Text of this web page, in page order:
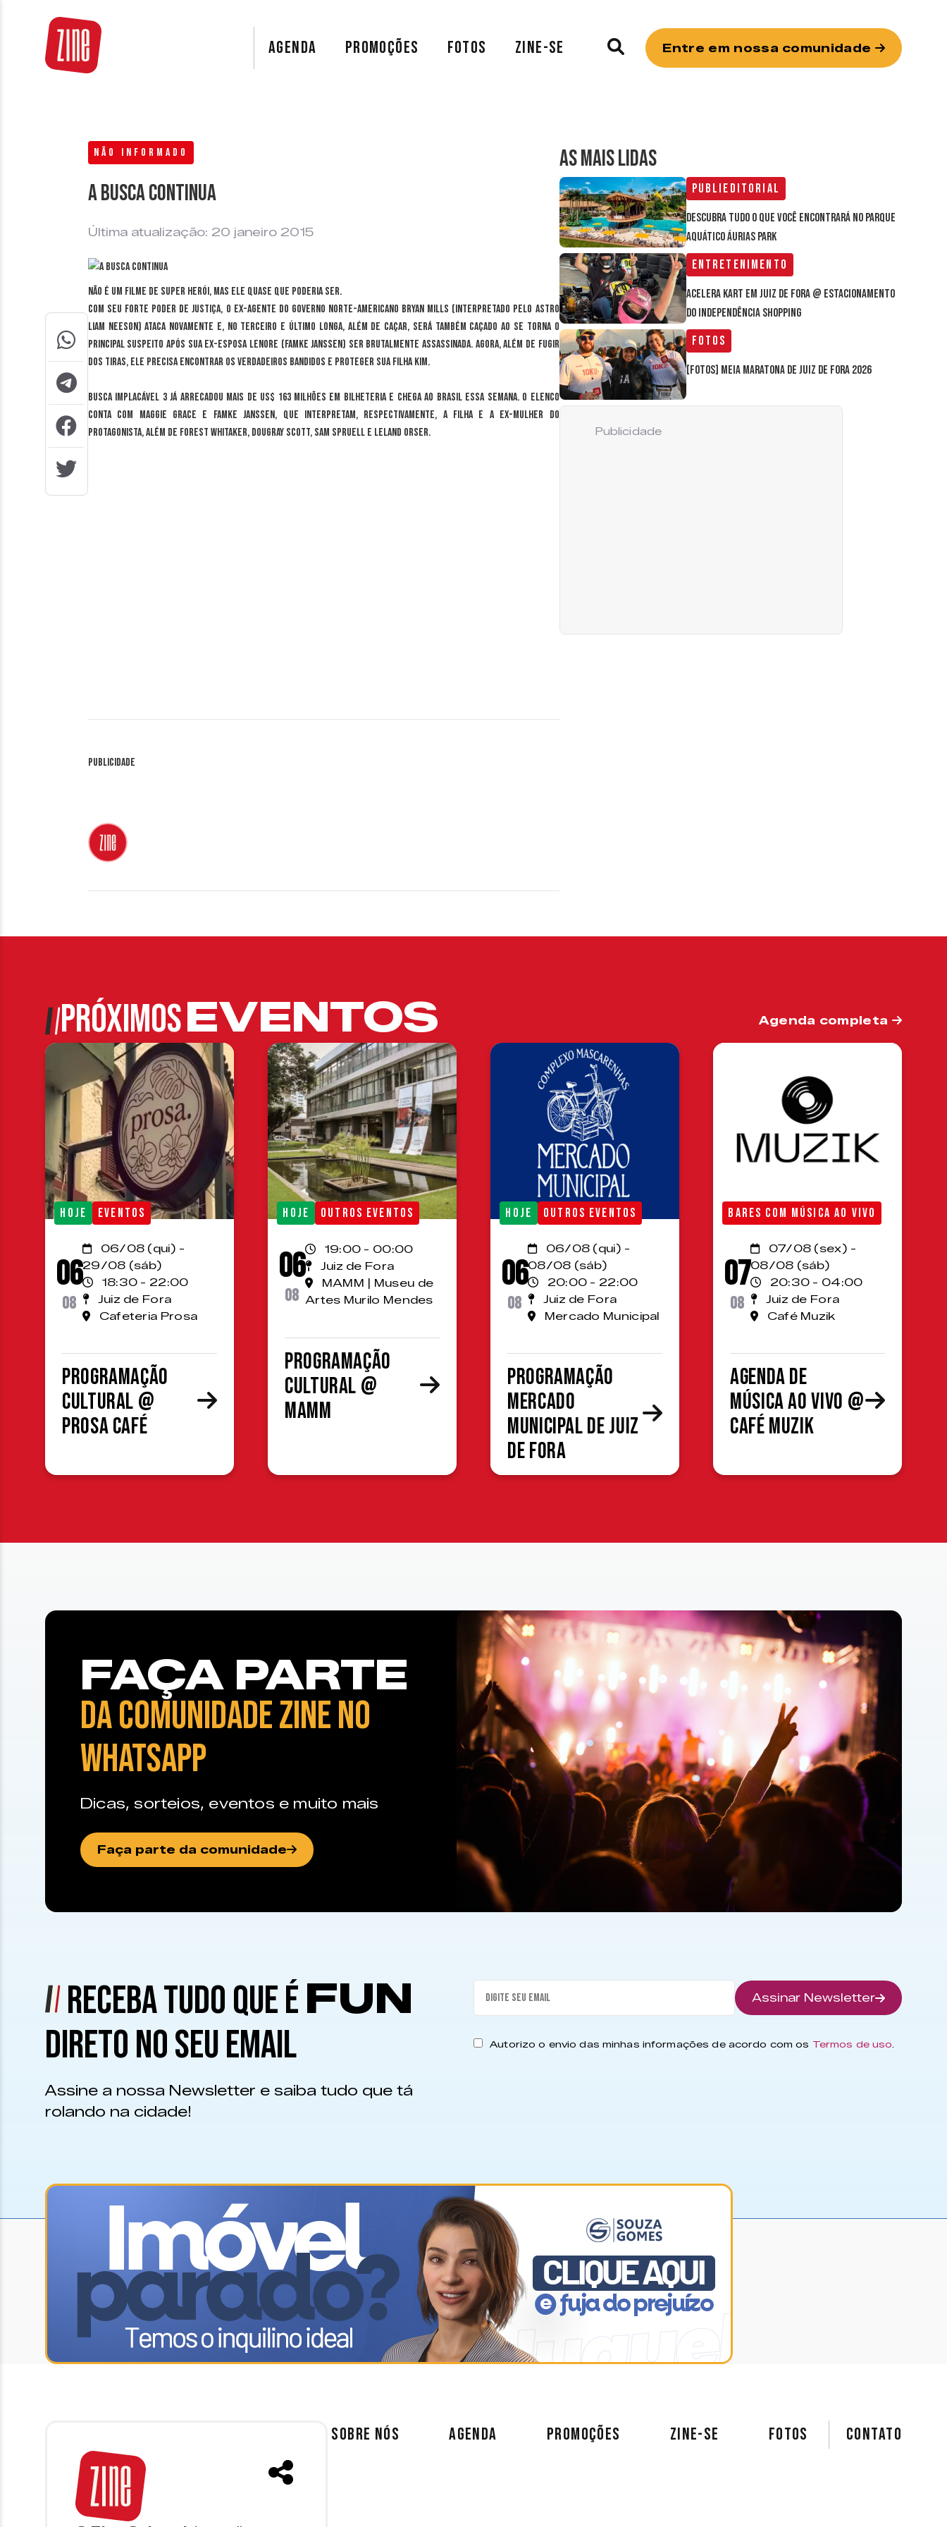
AGENDA PROMOÇÕES FOTOS ZINE-SE Entre em nossa comunidade
NÃO INFORMADO
A busca continua
Última atualização: 20 janeiro 2015
Não é um filme de super herói, mas ele quase que poderia ser.
Com seu forte poder de justiça, o ex-agente do governo norte-americano Bryan Mills (interpretado pelo astro
Liam Neeson) ataca novamente e, no terceiro e último longa, além de caçar, será também caçado ao se torna o
principal suspeito após sua ex-esposa Lenore (Famke Janssen) ser brutalmente assassinada. Agora, além de fugir
dos tiras, ele precisa encontrar os verdadeiros bandidos e proteger sua filha Kim.
Busca Implacável 3 já arrecadou mais de US$ 163 milhões em bilheteria e chega ao Brasil essa semana. O elenco
conta com Maggie Grace e Famke Janssen, que interpretam, respectivamente, a filha e a ex-mulher do
protagonista, além de Forest Whitaker, Dougray Scott, Sam Spruell e Leland Orser.
Publicidade
AS MAIS LIDAS
Publieditorial
Descubra tudo o que você encontrará no parque
aquático Áurias Park
Entretenimento
Acelera Kart em Juiz de Fora @ estacionamento
do Independência Shopping
Fotos
[FOTOS] Meia Maratona de Juiz de Fora 2026
Publicidade
PRÓXIMOSEVENTOS Agenda completa
HOJE EVENTOS
06
08
06/08 (qui) -
29/08 (sáb)
18:30 - 22:00
Juiz de Fora
Cafeteria Prosa
Programação
cultural @
Prosa Café
HOJE OUTROS EVENTOS
06
08
19:00 - 00:00
Juiz de Fora
MAMM | Museu de
Artes Murilo Mendes
Programação
cultural @
MAMM
HOJE OUTROS EVENTOS
06
08
06/08 (qui) -
08/08 (sáb)
20:00 - 22:00
Juiz de Fora
Mercado Municipal
Programação
Mercado
Municipal de Juiz
de Fora
BARES COM MÚSICA AO VIVO
07
08
07/08 (sex) -
08/08 (sáb)
20:30 - 04:00
Juiz de Fora
Café Muzik
Agenda de
Música ao Vivo @
Café Muzik
FAÇA PARTE
DA COMUNIDADE ZINE NO
WHATSAPP
Dicas, sorteios, eventos e muito mais
Faça parte da comunidade
RECEBA TUDO QUE ÉFUN
DIRETO NO SEU EMAIL
Assine a nossa Newsletter e saiba tudo que tá
rolando na cidade!
Assinar Newsletter
Autorizo o envio das minhas informações de acordo com os Termos de uso
SOBRE NÓS AGENDA PROMOÇÕES ZINE-SE FOTOS Contato